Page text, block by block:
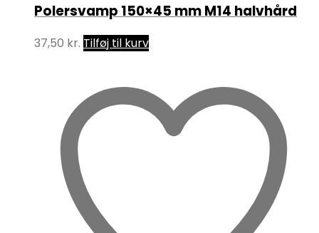
Polersvamp 150×45 mm M14 halvhård
37,50 kr. Tilføj til kurv